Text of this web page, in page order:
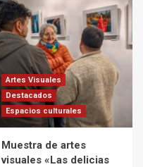
Artes Visuales
Destacados
Espacios culturales
Muestra de artes
visuales «Las delicias